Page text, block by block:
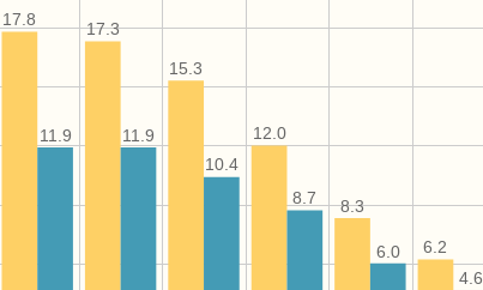
6.2
8.3
12.0
15.3
17.3
17.8
4.6
6.0
8.7
10.4
11.9
11.9